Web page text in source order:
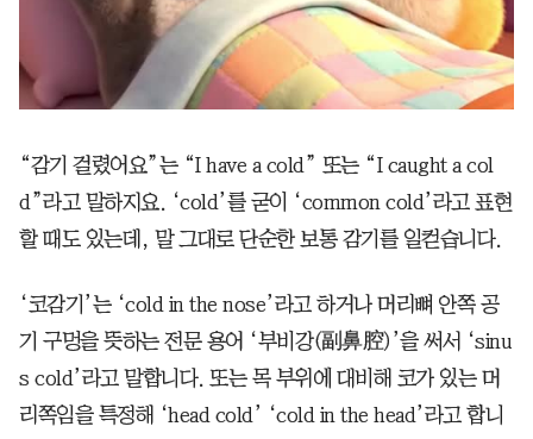
“감기 걸렸어요”는 “I have a cold” 또는 “I caught a col
d”라고 말하지요. ‘cold’를 굳이 ‘common cold’라고 표현
할 때도 있는데, 말 그대로 단순한 보통 감기를 일컫습니다.
‘코감기’는 ‘cold in the nose’라고 하거나 머리뼈 안쪽 공
기 구멍을 뜻하는 전문 용어 ‘부비강(副鼻腔)’을 써서 ‘sinu
s cold’라고 말합니다. 또는 목 부위에 대비해 코가 있는 머
리쪽임을 특정해 ‘head cold’ ‘cold in the head’라고 합니